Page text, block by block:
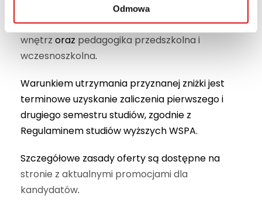
Odmowa
architektura,gospodarka
przestrzenna,informatyka,projektowanie
wnętrz oraz pedagogika przedszkolna i
wczesnoszkolna.
Warunkiem utrzymania przyznanej zniżki jest
terminowe uzyskanie zaliczenia pierwszego i
drugiego semestru studiów, zgodnie z
Regulaminem studiów wyższych WSPA.
Szczegółowe zasady oferty są dostępne na
stronie z aktualnymi promocjami dla
kandydatów.